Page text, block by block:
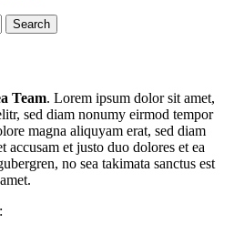
Team. Lorem ipsum dolor sit amet,
sed diam nonumy eirmod tempor
magna aliquyam erat, sed diam
accusam et justo duo dolores et ea
no sea takimata sanctus est